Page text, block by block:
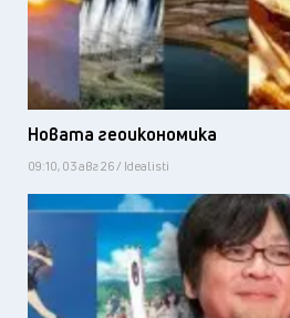
Новата геоикономика
09:10, 03 авг 26 / Idealisti